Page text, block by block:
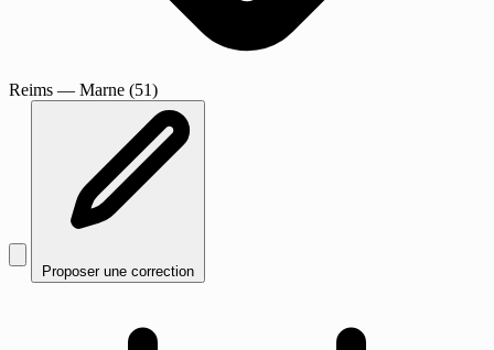
Reims — Marne (51)
Proposer une correction